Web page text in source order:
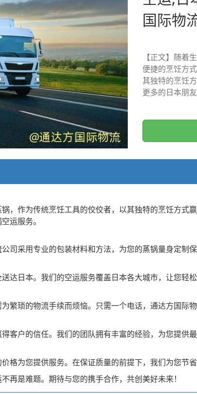
国际物
【正文】随着
便捷的烹饪方
其独特的烹饪
更多的日本朋
，作为传统烹饪工具的佼佼者，以其独特的烹饪方式
运服务。
司采用专业的包装材料和方法，为您的蒸锅量身定制
日本。我们的空运服务覆盖日本各大城市，让您轻松
繁琐的物流手续而烦恼。只需一个电话，通达方国际
户的信任。我们的团队拥有丰富的经验，为您提供
格为您提供服务。在保证质量的前提下，我们为您节省
再是难题。期待与您的携手合作，共创美好未来！